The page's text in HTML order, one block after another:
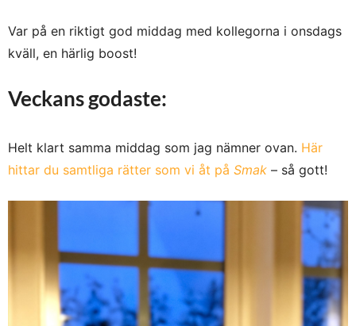
Var på en riktigt god middag med kollegorna i onsdags
kväll, en härlig boost!
Veckans godaste:
Helt klart samma middag som jag nämner ovan. Här
hittar du samtliga rätter som vi åt på Smak – så gott!